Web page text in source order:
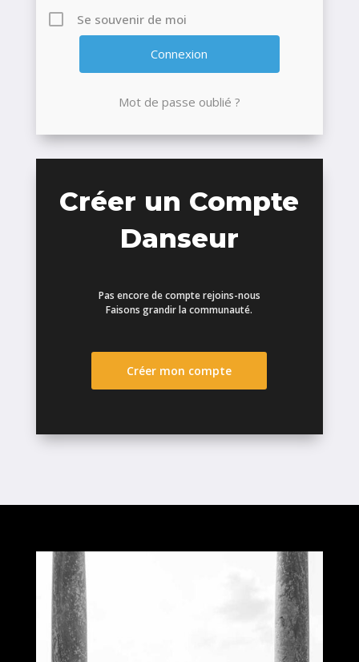
Se souvenir de moi
Mot de passe oublié ?
Créer un Compte
Danseur
Pas encore de compte rejoins-nous
Faisons grandir la communauté.
Créer mon compte